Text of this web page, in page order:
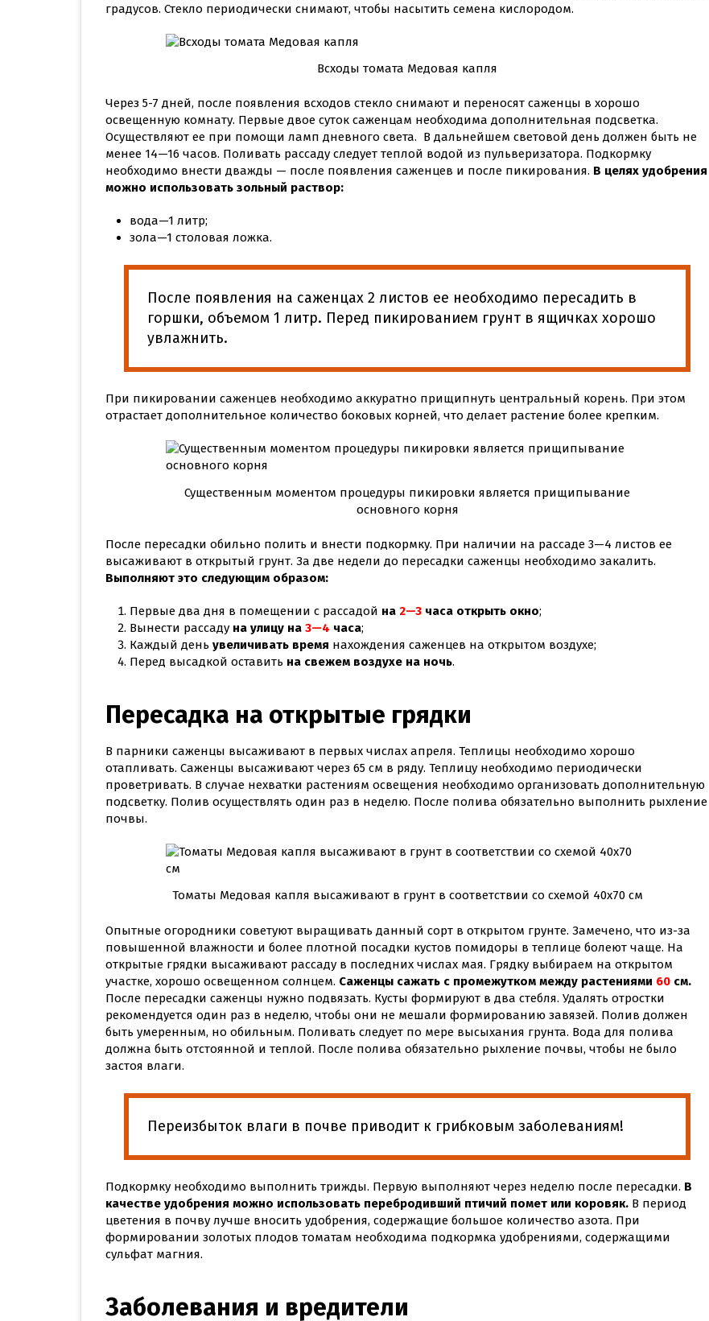
градусов. Стекло периодически снимают, чтобы насытить семена кислородом.
Всходы томата Медовая капля
Через 5-7 дней, после появления всходов стекло снимают и переносят саженцы в хорошо
освещенную комнату. Первые двое суток саженцам необходима дополнительная подсветка.
Осуществляют ее при помощи ламп дневного света. В дальнейшем световой день должен быть не
менее 14—16 часов. Поливать рассаду следует теплой водой из пульверизатора. Подкормку
необходимо внести дважды — после появления саженцев и после пикирования. В целях удобрения
можно использовать зольный раствор:
вода—1 литр;
зола—1 столовая ложка.
После появления на саженцах 2 листов ее необходимо пересадить в
горшки, объемом 1 литр. Перед пикированием грунт в ящичках хорошо
увлажнить.
При пикировании саженцев необходимо аккуратно прищипнуть центральный корень. При этом
отрастает дополнительное количество боковых корней, что делает растение более крепким.
Существенным моментом процедуры пикировки является прищипывание
основного корня
После пересадки обильно полить и внести подкормку. При наличии на рассаде 3—4 листов ее
высаживают в открытый грунт. За две недели до пересадки саженцы необходимо закалить.
Выполняют это следующим образом:
Первые два дня в помещении с рассадой на 2—3 часа открыть окно;
Вынести рассаду на улицу на 3—4 часа;
Каждый день увеличивать время нахождения саженцев на открытом воздухе;
Перед высадкой оставить на свежем воздухе на ночь.
Пересадка на открытые грядки
В парники саженцы высаживают в первых числах апреля. Теплицы необходимо хорошо
отапливать. Саженцы высаживают через 65 см в ряду. Теплицу необходимо периодически
проветривать. В случае нехватки растениям освещения необходимо организовать дополнительную
подсветку. Полив осуществлять один раз в неделю. После полива обязательно выполнить рыхление
почвы.
Томаты Медовая капля высаживают в грунт в соответствии со схемой 40х70 см
Опытные огородники советуют выращивать данный сорт в открытом грунте. Замечено, что из-за
повышенной влажности и более плотной посадки кустов помидоры в теплице болеют чаще. На
открытые грядки высаживают рассаду в последних числах мая. Грядку выбираем на открытом
участке, хорошо освещенном солнцем. Саженцы сажать с промежутком между растениями 60 см.
После пересадки саженцы нужно подвязать. Кусты формируют в два стебля. Удалять отростки
рекомендуется один раз в неделю, чтобы они не мешали формированию завязей. Полив должен
быть умеренным, но обильным. Поливать следует по мере высыхания грунта. Вода для полива
должна быть отстоянной и теплой. После полива обязательно рыхление почвы, чтобы не было
застоя влаги.
Переизбыток влаги в почве приводит к грибковым заболеваниям!
Подкормку необходимо выполнить трижды. Первую выполняют через неделю после пересадки. В
качестве удобрения можно использовать перебродивший птичий помет или коровяк. В период
цветения в почву лучше вносить удобрения, содержащие большое количество азота. При
формировании золотых плодов томатам необходима подкормка удобрениями, содержащими
сульфат магния.
Заболевания и вредители